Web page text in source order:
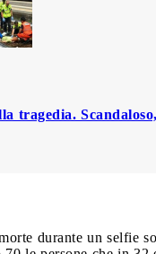
tragedia.
durante un selfie